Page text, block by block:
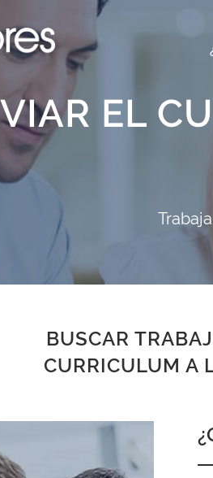
EL
BUSCAR
CURRICULUM A